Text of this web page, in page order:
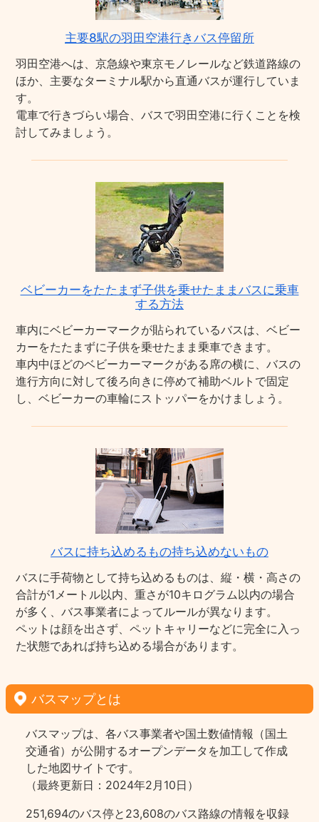
主要8駅の羽田空港行きバス停留所
羽田空港へは、京急線や東京モノレールなど鉄道路線の
ほか、主要なターミナル駅から直通バスが運行していま
す。
電車で行きづらい場合、バスで羽田空港に行くことを検
討してみましょう。
ベビーカーをたたまず子供を乗せたままバスに乗車
する方法
車内にベビーカーマークが貼られているバスは、ベビー
カーをたたまずに子供を乗せたまま乗車できます。
車内中ほどのベビーカーマークがある席の横に、バスの
進行方向に対して後ろ向きに停めて補助ベルトで固定
し、ベビーカーの車輪にストッパーをかけましょう。
バスに持ち込めるもの持ち込めないもの
バスに手荷物として持ち込めるものは、縦・横・高さの
合計が1メートル以内、重さが10キログラム以内の場合
が多く、バス事業者によってルールが異なります。
ペットは顔を出さず、ペットキャリーなどに完全に入っ
た状態であれば持ち込める場合があります。
バスマップとは
バスマップは、各バス事業者や国土数値情報（国土
交通省）が公開するオープンデータを加工して作成
した地図サイトです。
（最終更新日：2024年2月10日）
251,694のバス停と23,608のバス路線の情報を収録